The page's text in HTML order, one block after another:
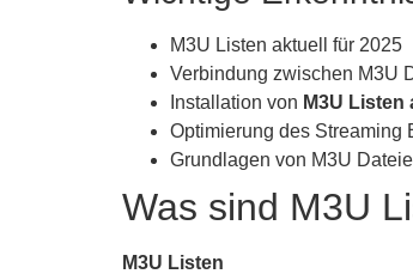
M3U Listen aktuell für 2025
Verbindung zwischen M3U
Installation von M3U Listen
Optimierung des Streaming
Grundlagen von M3U
Was sind M3U
M3U Listen